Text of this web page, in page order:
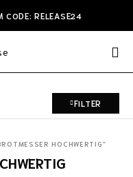
CODE: RELEASE24
FILTER
HOCHWERTIG“